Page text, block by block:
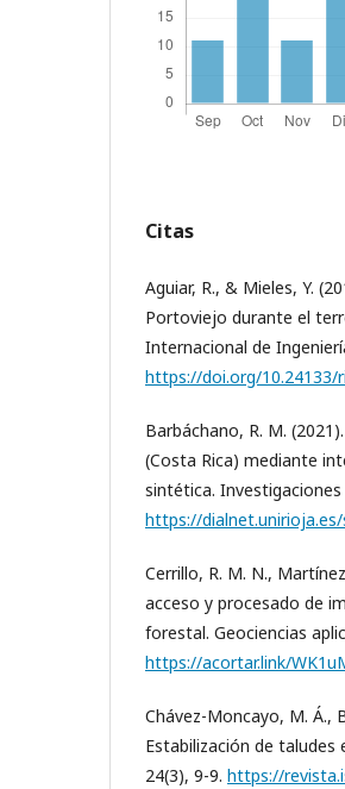
Citas
Aguiar, R., & Mieles, Y.
Portoviejo durante el
Internacional de
https://doi.org/10.24133/
Barbáchano, R. M.
(Costa Rica) mediante
sintética.
https://
Cerrillo, R. M. N.,
acceso y procesado de
forestal. Geociencias
https://acortar.link/
Chávez-Moncayo, M. Á.,
Estabilización de taludes
24(3), 9-9. https://